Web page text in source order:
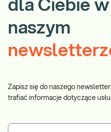
dla Ciebie w
naszym
Zapisz się do naszego
trafiać informacje dotyczące